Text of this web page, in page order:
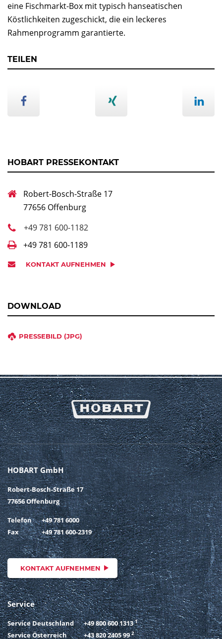
eine Fischmarkt-Box mit typisch hanseatischen
Köstlichkeiten zugeschickt, die ein leckeres
Rahmenprogramm garantierte.
TEILEN
HOBART PRESSEKONTAKT
Robert-Bosch-Straße 17
77656 Offenburg
+49 781 600-1182
+49 781 600-1189
KONTAKT AUFNEHMEN
DOWNLOAD
PRESSEBILD (JPG)
HOBART GmbH
Robert-Bosch-Straße 17
77656 Offenburg
Telefon
+49 781 6000
Fax
+49 781 600-2319
KONTAKT AUFNEHMEN
Service
Service Deutschland +49 800 600 1313 1
Service Österreich +43 820 2405 99 2